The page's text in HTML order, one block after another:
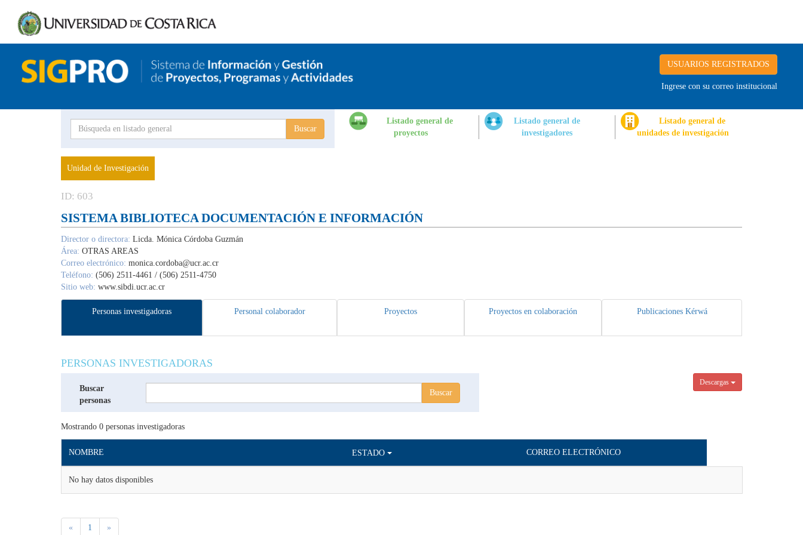
USUARIOS REGISTRADOS
Ingrese con su correo institucional
Proyecto
Listado general de
proyectos
Listado general de
investigadores
Listado general de
unidades de investigación
Unidad de Investigación
ID: 603
SISTEMA BIBLIOTECA DOCUMENTACIÓN E INFORMACIÓN
Director o directora: Licda. Mónica Córdoba Guzmán
Área: OTRAS AREAS
Correo electrónico: monica.cordoba@ucr.ac.cr
Teléfono: (506) 2511-4461 / (506) 2511-4750
Sitio web: www.sibdi.ucr.ac.cr
Personas investigadoras Personal colaborador Proyectos Proyectos en colaboración Publicaciones Kérwá
PERSONAS INVESTIGADORAS
Descargas
Buscar
personas
Mostrando 0 personas investigadoras
NOMBRE ESTADO CORREO ELECTRÓNICO
No hay datos disponibles
« 1 »